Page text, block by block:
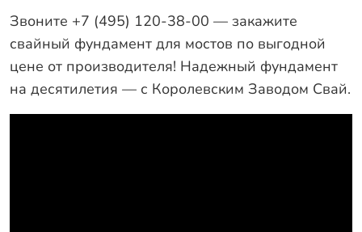
Звоните +7 (495) 120-38-00 — закажите
свайный фундамент для мостов по выгодной
цене от производителя! Надежный фундамент
на десятилетия — с Королевским Заводом Свай.